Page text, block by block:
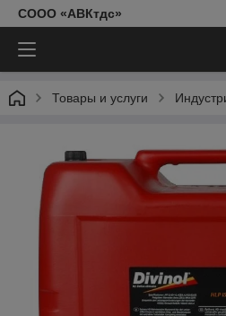
СООО «АВКтдс»
Товары и услуги